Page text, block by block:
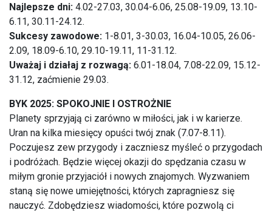
Najlepsze dni: 4.02-27.03, 30.04-6.06, 25.08-19.09, 13.10-
6.11, 30.11-24.12.
Sukcesy zawodowe: 1-8.01, 3-30.03, 16.04-10.05, 26.06-
2.09, 18.09-6.10, 29.10-19.11, 11-31.12.
Uważaj i działaj z rozwagą: 6.01-18.04, 7.08-22.09, 15.12-
31.12, zaćmienie 29.03.
BYK 2025: SPOKOJNIE I OSTROŻNIE
Planety sprzyjają ci zarówno w miłości, jak i w karierze.
Uran na kilka miesięcy opuści twój znak (7.07-8.11).
Poczujesz zew przygody i zaczniesz myśleć o przygodach
i podróżach. Będzie więcej okazji do spędzania czasu w
miłym gronie przyjaciół i nowych znajomych. Wyzwaniem
staną się nowe umiejętności, których zapragniesz się
nauczyć. Zdobędziesz wiadomości, które pozwolą ci